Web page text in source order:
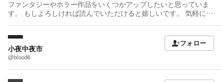
第10回ネット小説大賞にて小説賞受賞に伴い、2022年10月8日に
て書籍が発売決定！！ 書籍が2022年10月8日にて発売致します。
現在、TOブックスオンラインストア様にて予約受付中です!! ※コ
ミカライズに関しては現在進行中。 近況ノートに書籍の表紙イラ
ストを掲載致しました。 作品がより楽しく、面白くなること間違
ファンタジーやホラー作品をいくつかアップしたいと思っていま
す。 もしよろしければ読んでいただけると嬉しいです。 気軽に感
小夜中夜市
@blood6
フォロー